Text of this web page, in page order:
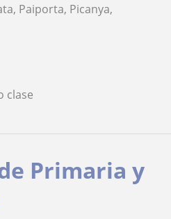
Paiporta, Picanya,
clase
Primaria y